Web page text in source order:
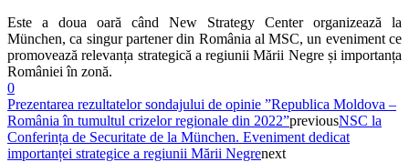
Este a doua oară când New Strategy Center organizează la
München, ca singur partener din România al MSC, un eveniment ce
promovează relevanța strategică a regiunii Mării Negre și importanța
României în zonă.
0
Prezentarea rezultatelor sondajului de opinie ”Republica Moldova –
România în tumultul crizelor regionale din 2022”previousNSC la
Conferința de Securitate de la München. Eveniment dedicat
importanței strategice a regiunii Mării Negrenext